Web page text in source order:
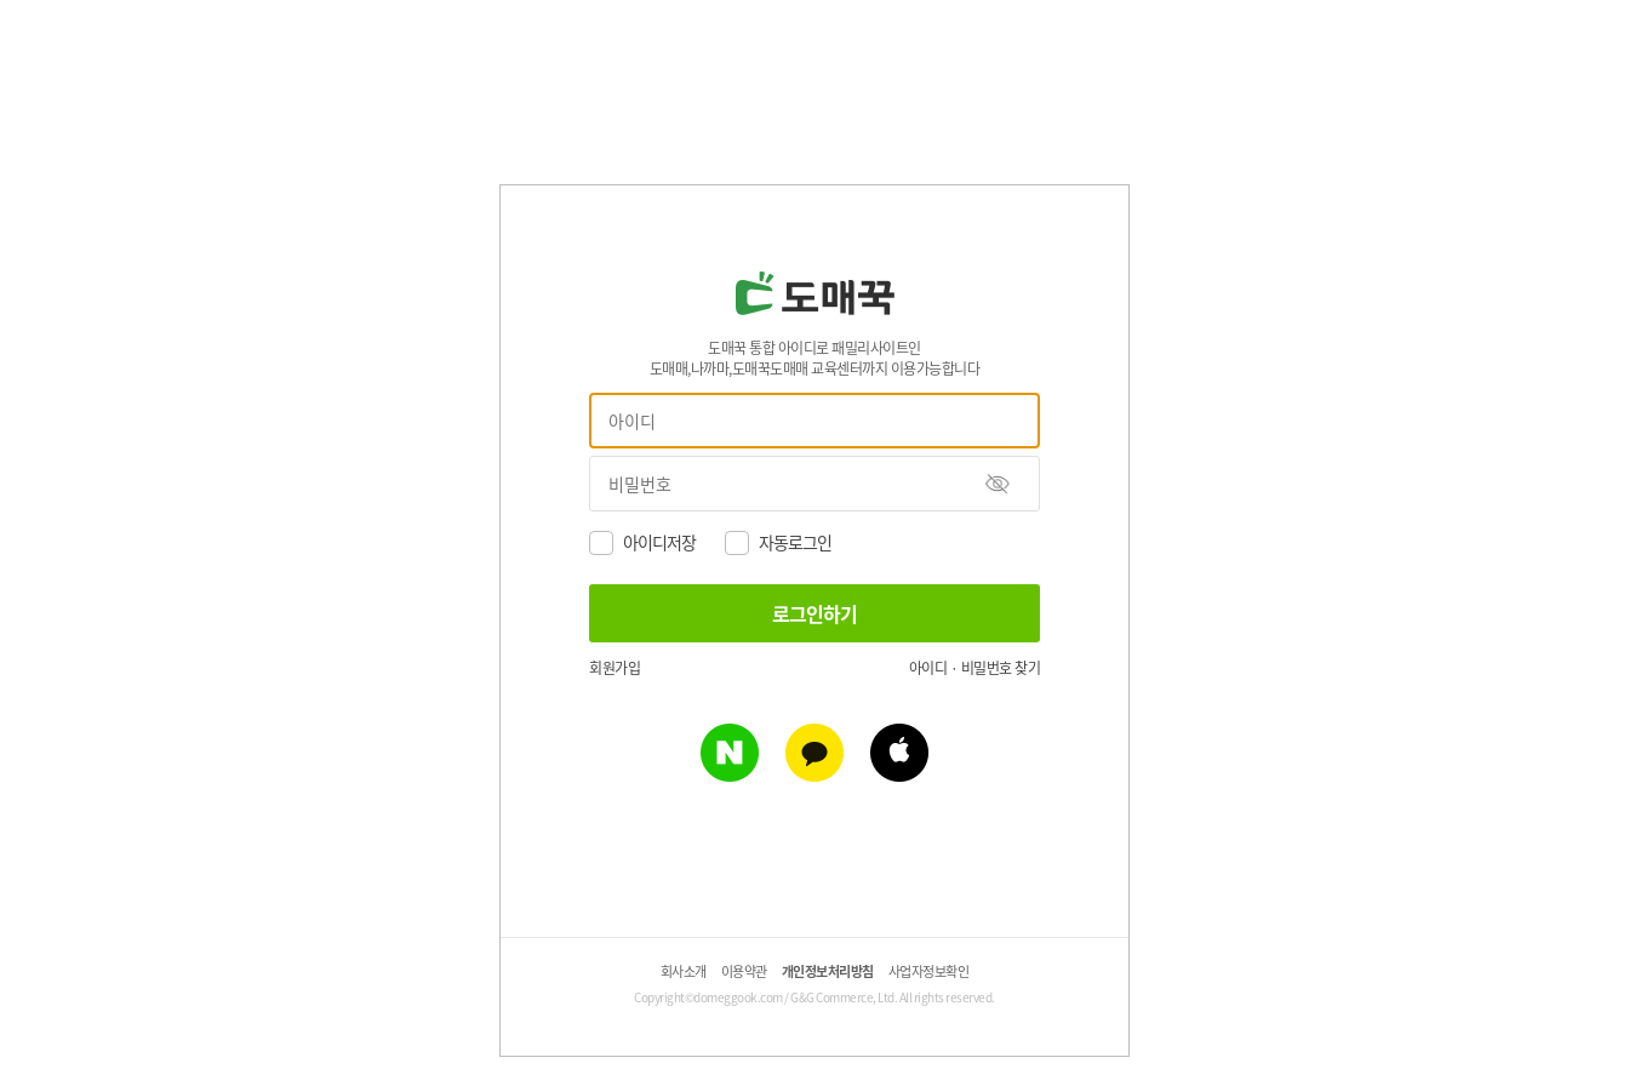
도매꾹 통합 아이디로 패밀리사이트인
도매매,나까마,도매꾹도매매 교육센터까지 이용가능합니다
아이디저장 자동로그인
회원가입 아이디 · 비밀번호 찾기
회사소개 이용약관 개인정보처리방침 사업자정보확인
Copyright©domeggook.com / G&G Commerce, Ltd. All rights reserved.